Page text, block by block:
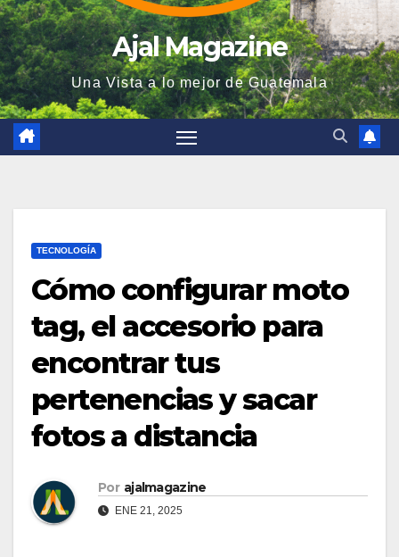
Ajal Magazine
Una Vista a lo mejor de Guatemala
TECNOLOGÍA
Cómo configurar moto
tag, el accesorio para
encontrar tus
pertenencias y sacar
fotos a distancia
Por ajalmagazine
ENE 21, 2025